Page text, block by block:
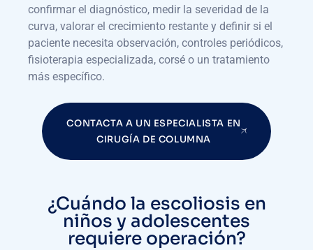
confirmar el diagnóstico, medir la severidad de la
curva, valorar el crecimiento restante y definir si el
paciente necesita observación, controles periódicos,
fisioterapia especializada, corsé o un tratamiento
más específico.
CONTACTA A UN ESPECIALISTA EN
CIRUGÍA DE COLUMNA
¿Cuándo la escoliosis en
niños y adolescentes
requiere operación?